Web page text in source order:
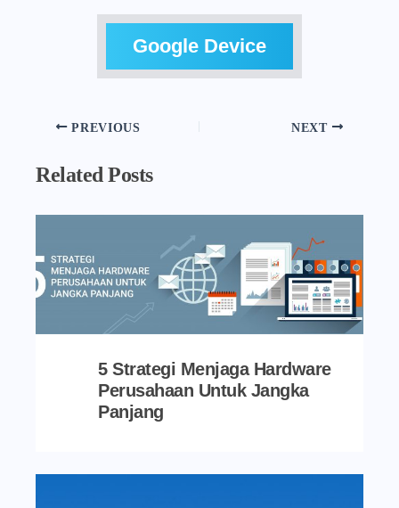
Google Device
PREVIOUS NEXT
Related Posts
5 Strategi Menjaga Hardware
Perusahaan Untuk Jangka
Panjang